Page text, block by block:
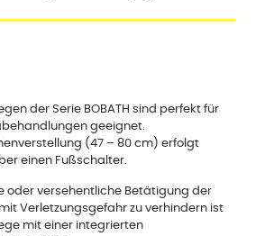
der Serie BOBATH sind perfekt für
geeignet.
(47 – 80 cm) erfolgt
einen Fußschalter.
oder versehentliche Betätigung der
Verletzungsgefahr zu verhindern ist
mit einer integrierten